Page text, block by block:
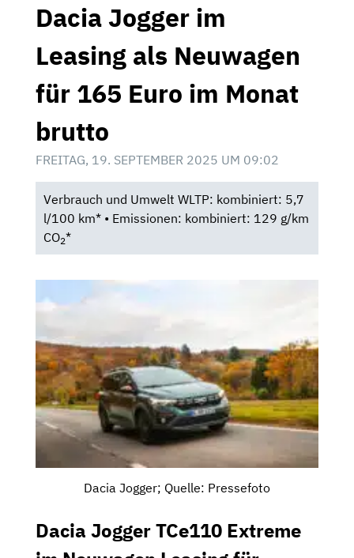
Dacia Jogger im
Leasing als Neuwagen
für 165 Euro im Monat
brutto
FREITAG, 19. SEPTEMBER 2025 UM 09:02
Verbrauch und Umwelt WLTP: kombiniert: 5,7
l/100 km* • Emissionen: kombiniert: 129 g/km
CO2*
Dacia Jogger; Quelle: Pressefoto
Dacia Jogger TCe110 Extreme